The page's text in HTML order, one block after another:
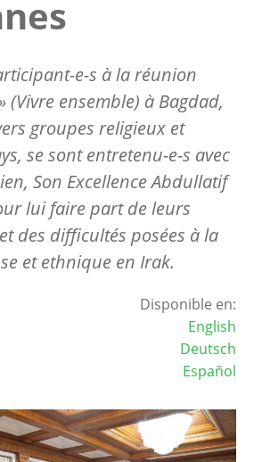
e-s à la réunion
(Vivre ensemble) à Bagdad,
groupes religieux et
se sont entretenu-e-s avec
Son Excellence Abdullatif
lui faire part de leurs
des difficultés posées à la
et ethnique en Irak.
Disponible en:
English
Deutsch
Español